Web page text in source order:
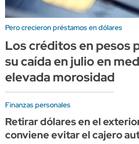
Pero crecieron préstamos en dólares
Los créditos en pesos
su caída en julio en
elevada morosidad
Finanzas personales
Retirar dólares en el
conviene evitar el cajero